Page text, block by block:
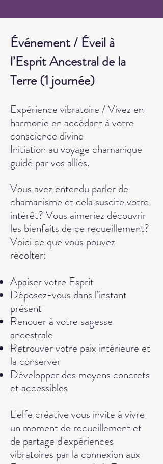
Événement / Éveil à
l’Esprit Ancestral de la
Terre(1 journée)
Expérience vibratoire / Vivez en
harmonie en accédant à votre
conscience divine
Initiation au voyage chamanique
guidé par vos alliés.
Vous avez entendu parler de
chamanisme et cela suscite votre
intérêt? Vous aimeriez découvrir
les bienfaits de ce recueillement?
Voici ce que vous pouvez
récolter:
Apaiser votre Esprit
Déposez-vous dans l’instant
présent
Renouer à votre sagesse
ancestrale
Retrouver votre paix intérieure et
la conserver
Développer des moyens concrets
et accessibles
L'elfe créative vous invite à vivre
un moment de recueillement et
de partage d'expériences
vibratoires par la connexion aux